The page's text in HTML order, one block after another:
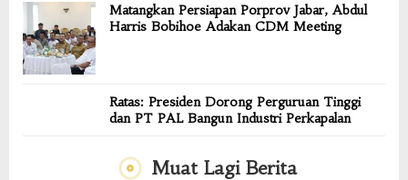
Matangkan Persiapan Porprov Jabar, Abdul
Harris Bobihoe Adakan CDM Meeting
Ratas: Presiden Dorong Perguruan Tinggi
dan PT PAL Bangun Industri Perkapalan
Muat Lagi Berita